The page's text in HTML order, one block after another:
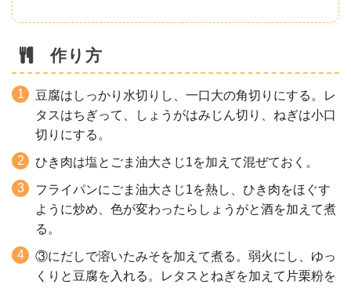
作り方
豆腐はしっかり水切りし、一口大の角切りにする。レ
タスはちぎって、しょうがはみじん切り、ねぎは小口
切りにする。
ひき肉は塩とごま油大さじ1を加えて混ぜておく。
フライパンにごま油大さじ1を熱し、ひき肉をほぐす
ように炒め、色が変わったらしょうがと酒を加えて煮
る。
③にだしで溶いたみそを加えて煮る。弱火にし、ゆっ
くりと豆腐を入れる。レタスとねぎを加えて片栗粉を